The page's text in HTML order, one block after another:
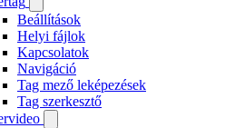
Beállítások
Helyi fájlok
Kapcsolatok
Navigáció
Tag mező leképezések
Tag szerkesztő